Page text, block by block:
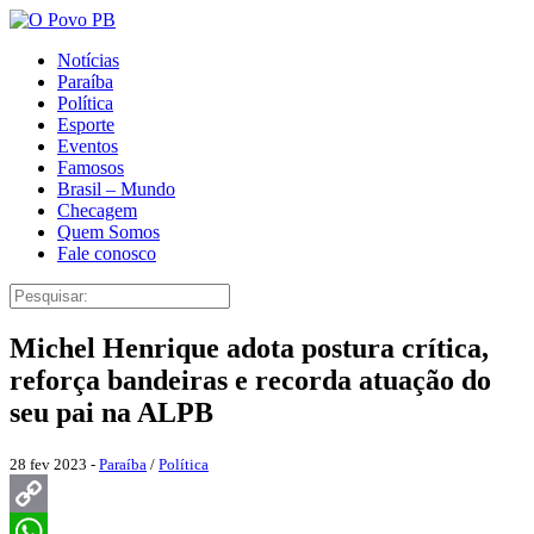
Notícias
Paraíba
Política
Esporte
Eventos
Famosos
Brasil – Mundo
Checagem
Quem Somos
Fale conosco
Michel Henrique adota postura crítica,
reforça bandeiras e recorda atuação do
seu pai na ALPB
28 fev 2023 - Paraíba / Política